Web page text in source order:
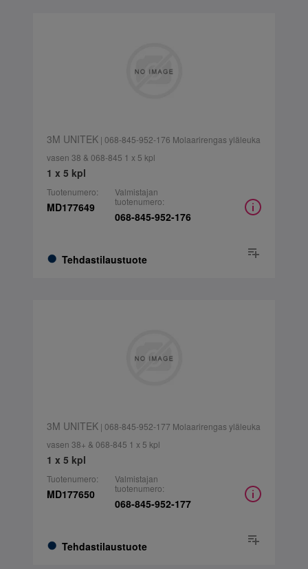
3M UNITEK| 068-845-952-176 Molaarirengas yläleuka
vasen 38 & 068-845 1 x 5 kpl
1 x 5 kpl
Tuotenumero:
MD177649
Tehdastilaustuote
Valmistajan
tuotenumero:
068-845-952-176
3M UNITEK| 068-845-952-177 Molaarirengas yläleuka
vasen 38+ & 068-845 1 x 5 kpl
1 x 5 kpl
Tuotenumero:
MD177650
Tehdastilaustuote
Valmistajan
tuotenumero:
068-845-952-177